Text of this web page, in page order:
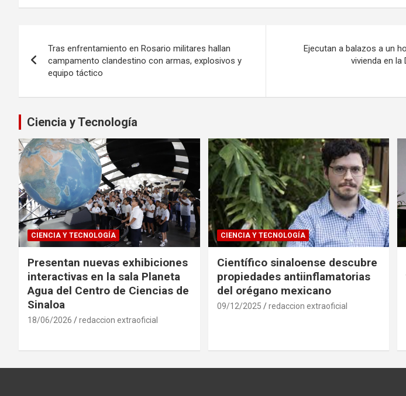
de
entradas
Tras enfrentamiento en Rosario militares hallan
campamento clandestino con armas, explosivos y
equipo táctico
Ejecutan a balazos a un
vivienda en la
Ciencia y Tecnología
CIENCIA Y TECNOLOGÍA
Presentan nuevas exhibiciones
interactivas en la sala Planeta
Agua del Centro de Ciencias de
Sinaloa
18/06/2026 redaccion extraoficial
CIENCIA Y TECNOLOGÍA
Científico sinaloense descubre
propiedades antiinflamatorias
del orégano mexicano
09/12/2025 redaccion extraoficial